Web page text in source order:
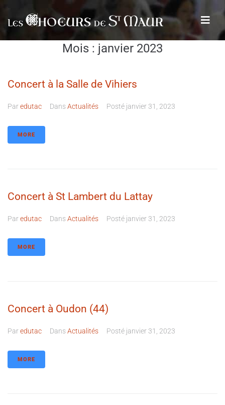
Mois : janvier 2023
Concert à la Salle de Vihiers
Paredutac DansActualités Posté janvier 31, 2023
MORE
Concert à St Lambert du Lattay
Paredutac DansActualités Posté janvier 31, 2023
MORE
Concert à Oudon (44)
Paredutac DansActualités Posté janvier 31, 2023
MORE